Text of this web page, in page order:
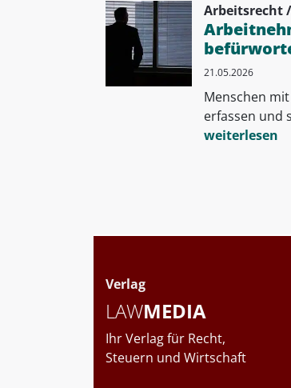
Arbeitsrecht
21.05.2026
Menschen
erfassen und
weiterlesen
Verlag
LAWMEDIA
Ihr Verlag für Recht,
Steuern und Wirtschaft